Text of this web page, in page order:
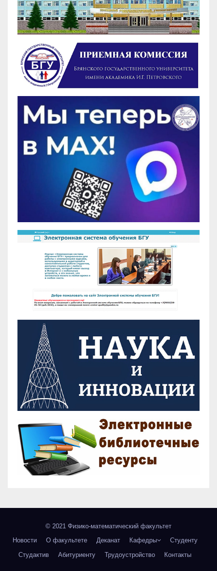
© 2021 Физико-математический факультет
Новости
О факультете Деканат Кафедры
Студенту
Студактив
Абитуриенту Трудоустройство Контакты